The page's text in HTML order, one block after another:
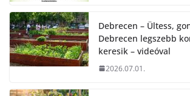
Debrecen – Ültess,
Debrecen legszebb
keresik – videóval
2026.07.01.